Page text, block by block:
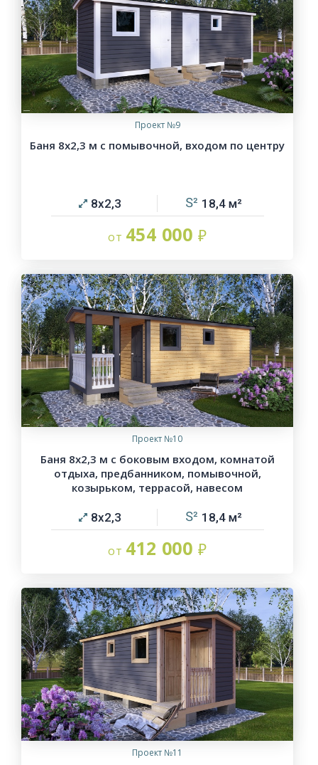
Проект №9
Баня 8х2,3 м с помывочной, входом по центру
8х2,3 18,4
454 000
Проект №10
Баня 8х2,3 м с боковым входом, комнатой
отдыха, предбанником, помывочной,
козырьком, террасой, навесом
8х2,3 18,4
412 000
Проект №11